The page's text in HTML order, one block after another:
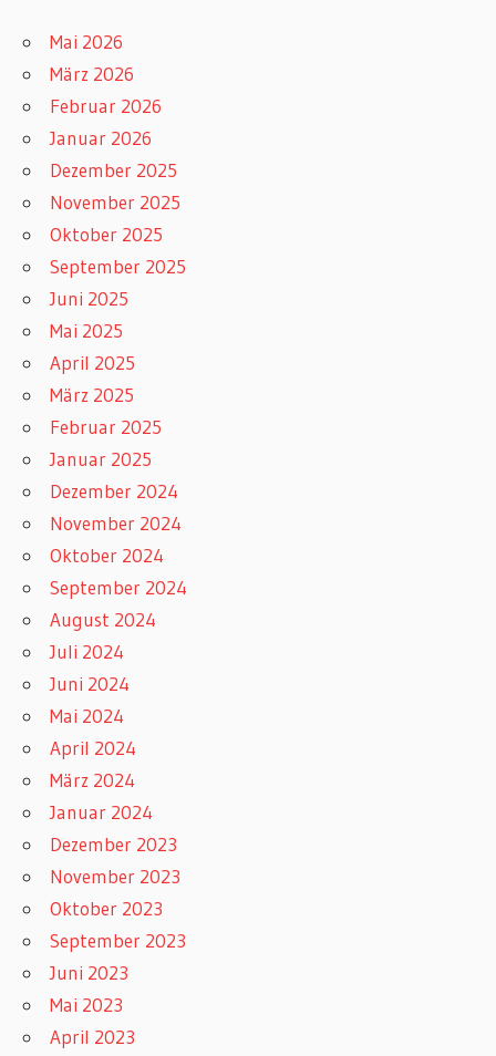
Mai 2026
März 2026
Februar 2026
Januar 2026
Dezember 2025
November 2025
Oktober 2025
September 2025
Juni 2025
Mai 2025
April 2025
März 2025
Februar 2025
Januar 2025
Dezember 2024
November 2024
Oktober 2024
September 2024
August 2024
Juli 2024
Juni 2024
Mai 2024
April 2024
März 2024
Januar 2024
Dezember 2023
November 2023
Oktober 2023
September 2023
Juni 2023
Mai 2023
April 2023